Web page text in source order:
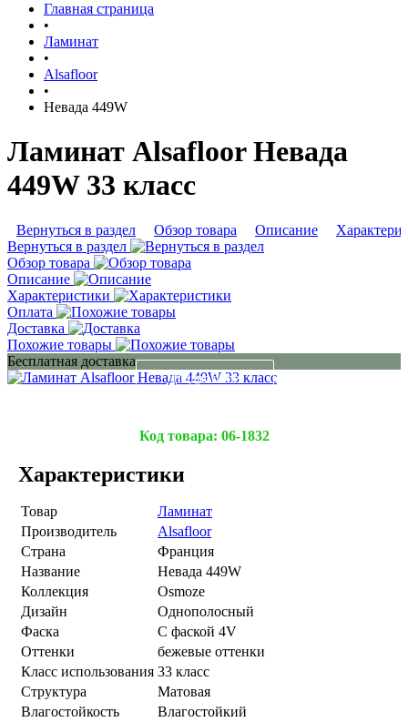
Главная страница
•
Ламинат
•
Alsafloor
•
Невада 449W
Ламинат Alsafloor Невада
449W 33 класс
Вернуться в раздел Обзор товара Описание
Вернуться в раздел
Обзор товара
Описание
Характеристики
Оплата
Доставка
Похожие товары
Бесплатная доставка
Подробнее
Код товара: 06-1832
Характеристики
Товар
Ламинат
Производитель
Alsafloor
Страна
Франция
Название
Невада 449W
Коллекция
Osmoze
Дизайн
Однополосный
Фаска
С фаской 4V
Оттенки
бежевые оттенки
Класс использования 33 класс
Структура
Матовая
Влагостойкость
Влагостойкий